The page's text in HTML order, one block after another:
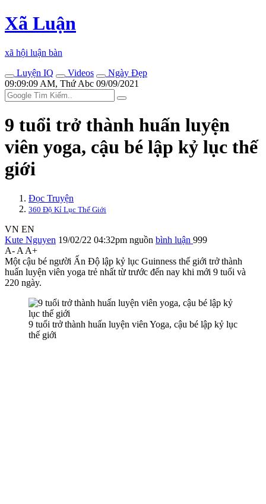
Xã Luận
xã hội luận bàn
Luyện IQ
Videos
Ngày Đẹp
09:09:09 AM, Thứ Abc 09/09/2021
9 tuổi trở thành huấn luyện
viên yoga, cậu bé lập kỷ lục thế
giới
Đọc Truyện
360 Độ Kỉ Lục Thế Giới
VN EN
Kute Nguyen 19/02/22 04:32pm nguồn bình luận 999
A- A A+
Một cậu bé người Ấn Độ lập kỷ lục Guinness thế giới trở thành
huấn luyện viên yoga trẻ nhất từ trước đến nay khi mới 9 tuổi và
220 ngày.
9 tuổi trở thành huấn luyện viên Yoga, cậu bé lập kỷ lục
thế giới